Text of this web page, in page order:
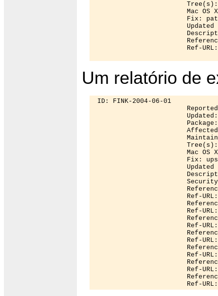
Mac OS
Fix:
Um relatório de
ID: FINK-2004-06-01
Mac OS
Fix:
Updated
Ref-
Ref-
Ref-
Ref-
Ref-
Ref-
Ref-